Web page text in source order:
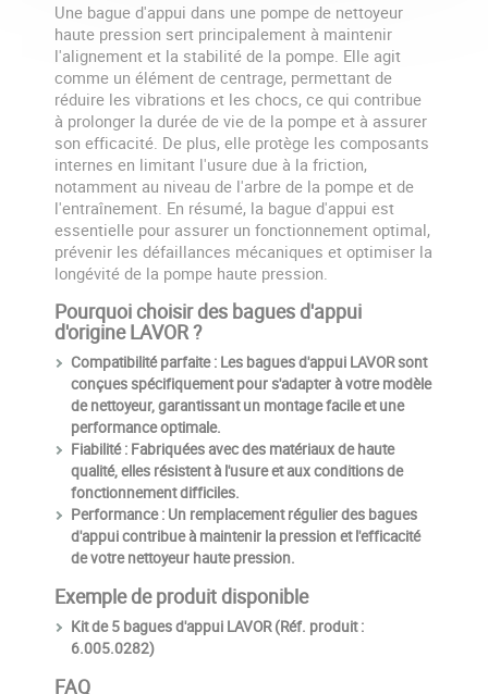
Une bague d'appui dans une pompe de nettoyeur
haute pression sert principalement à maintenir
l'alignement et la stabilité de la pompe. Elle agit
comme un élément de centrage, permettant de
réduire les vibrations et les chocs, ce qui contribue
à prolonger la durée de vie de la pompe et à assurer
son efficacité. De plus, elle protège les composants
internes en limitant l'usure due à la friction,
notamment au niveau de l'arbre de la pompe et de
l'entraînement. En résumé, la bague d'appui est
essentielle pour assurer un fonctionnement optimal,
prévenir les défaillances mécaniques et optimiser la
longévité de la pompe haute pression.
Pourquoi choisir des bagues d'appui
d'origine LAVOR ?
Compatibilité parfaite: Les bagues d'appui LAVOR sont
conçues spécifiquement pour s'adapter à votre modèle
de nettoyeur, garantissant un montage facile et une
performance optimale.
Fiabilité: Fabriquées avec des matériaux de haute
qualité, elles résistent à l'usure et aux conditions de
fonctionnement difficiles.
Performance: Un remplacement régulier des bagues
d'appui contribue à maintenir la pression et l'efficacité
de votre nettoyeur haute pression.
Exemple de produit disponible
Kit de 5 bagues d'appui LAVOR (Réf. produit :
6.005.0282)
FAQ